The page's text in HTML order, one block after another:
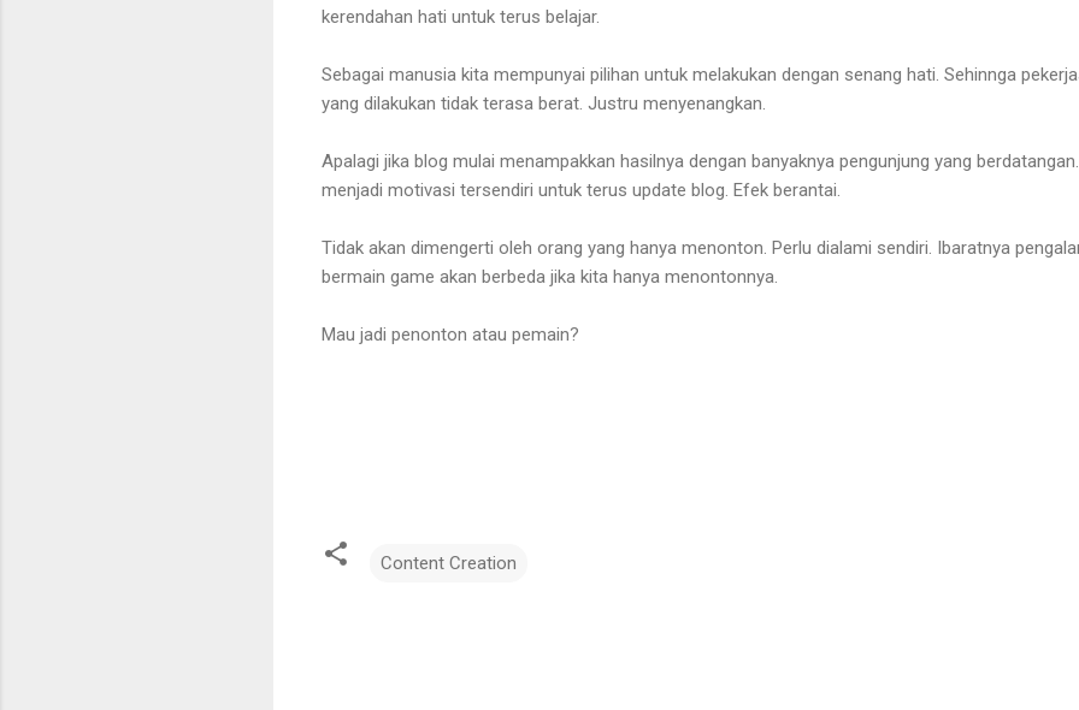
kerendahan hati untuk terus belajar.
Sebagai manusia kita mempunyai pilihan untuk melakukan dengan senang hati. Sehinnga
yang dilakukan tidak terasa berat. Justru menyenangkan.
Apalagi jika blog mulai menampakkan hasilnya dengan banyaknya pengunjung yang
menjadi motivasi tersendiri untuk terus update blog. Efek berantai.
Tidak akan dimengerti oleh orang yang hanya menonton. Perlu dialami sendiri. Ibaratnya
bermain game akan berbeda jika kita hanya menontonnya.
Mau jadi penonton atau pemain?
Content Creation